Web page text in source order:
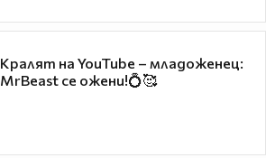
Кралят на YouTube – младоженец:
MrBeast се ожени!💍🥰